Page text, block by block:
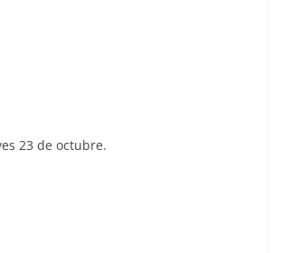
23 de octubre.